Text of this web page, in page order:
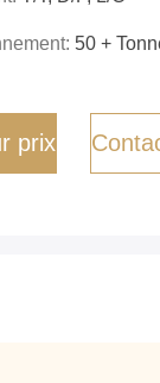
50 +
prix